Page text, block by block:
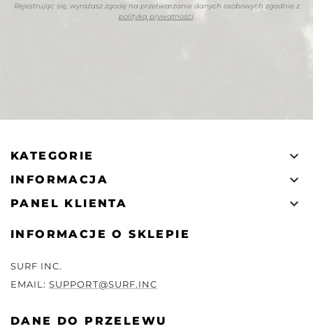
Rejestrując się, wyrażasz zgodę na przetwarzanie danych osobowych zgodnie z
polityką prywatności.
KATEGORIE 
INFORMACJA 
PANEL KLIENTA 
INFORMACJE O SKLEPIE
SURF INC.
EMAIL:SUPPORT@SURF.INC
DANE DO PRZELEWU